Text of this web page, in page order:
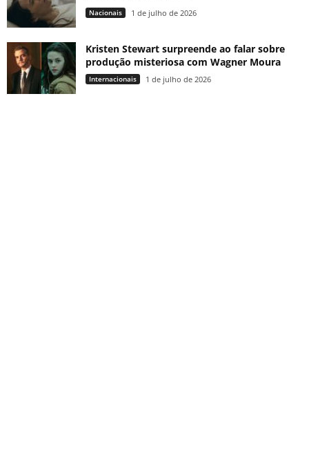
Nacionais 1 de julho de 2026
Kristen Stewart surpreende ao falar sobre
produção misteriosa com Wagner Moura
Internacionais 1 de julho de 2026